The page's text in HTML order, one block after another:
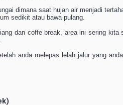
dimana saat hujan air menjadi
sedikit atau bawa pulang.
dan coffe break, area ini sering
anda melepas lelah jalur yang